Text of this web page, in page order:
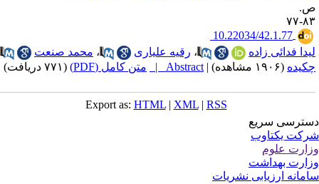
۷۷
‎ 10.22034/42.1.77
فدائی زاده
،رقیه علیاری ،محمد صنعت
(۱۹۰۶ مشاهده) |
Abstract | متن کامل (PDF) (۷۷۱ دریافت)
Export as:HTML |XML |RSS
سریع
یکتاوب
علوم
بهداشت
ارزیابی نشریات